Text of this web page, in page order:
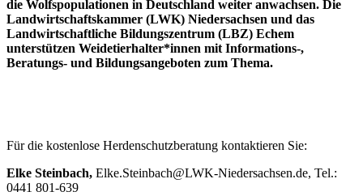
die Wolfspopulationen in Deutschland weiter anwachsen. Die
Landwirtschaftskammer (LWK) Niedersachsen und das
Landwirtschaftliche Bildungszentrum (LBZ) Echem
unterstützen Weidetierhalter*innen mit Informations-,
Beratungs- und Bildungsangeboten zum Thema.
Für die kostenlose Herdenschutzberatung kontaktieren Sie:
Elke Steinbach, Elke.Steinbach@LWK-Niedersachsen.de, Tel.:
0441 801-639